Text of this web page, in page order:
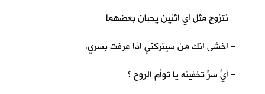
– نتزوج مثل اي اثنين يحبان بعضهما
– اخشى انك من سيتركني اذا عرفت بسري.
– أيُّ سرٍّ تخفينه يا تَوأم الروح ؟